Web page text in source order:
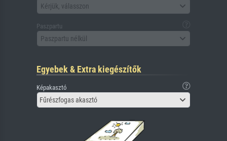
Kérjük, válasszon
Paszpartu
Paszpartu nélkül
Egyebek & Extra kiegészítők
Képakasztó
Fűrészfogas akasztó